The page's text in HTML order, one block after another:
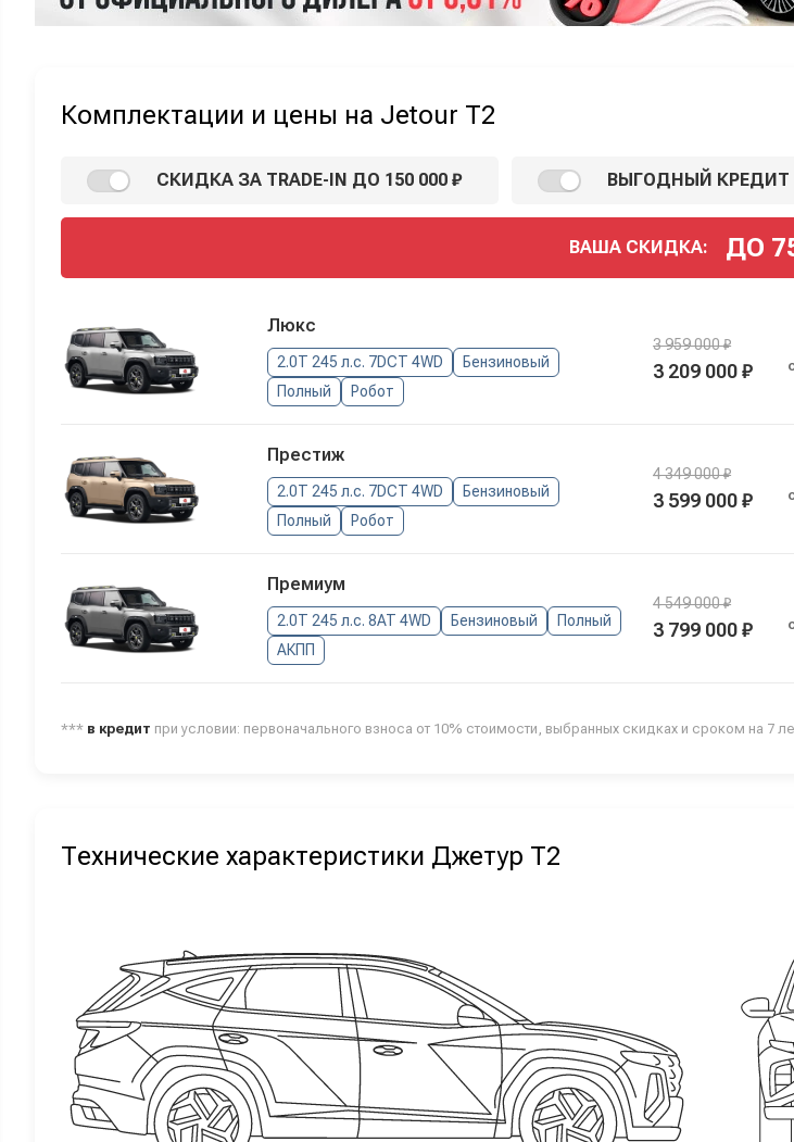
Комплектации и цены на Jetour T2
СКИДКА ЗА TRADE-IN ДО 150 000 ₽ ВЫГОДНЫЙ
ВАША СКИДКА: ДО
Люкс
2.0T 245 л.с. 7DCT 4WD
Бензиновый
Полный
Робот
3 959 000 ₽
3 209 000 ₽
Престиж
2.0T 245 л.с. 7DCT 4WD
Бензиновый
Полный
Робот
4 349 000 ₽
3 599 000 ₽
Премиум
2.0T 245 л.с. 8AT 4WD Бензиновый
Полный
АКПП
4 549 000 ₽
3 799 000 ₽
*** в кредит при условии: первоначального взноса от 10% стоимости, выбранных скидках и сроком на 7
Технические характеристики Джетур Т2